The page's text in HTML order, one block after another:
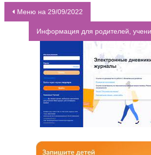
НАВИГАЦИЯ ПО ЗАПИСЯМ
Меню на 29/09/2022
Информация для родителей,